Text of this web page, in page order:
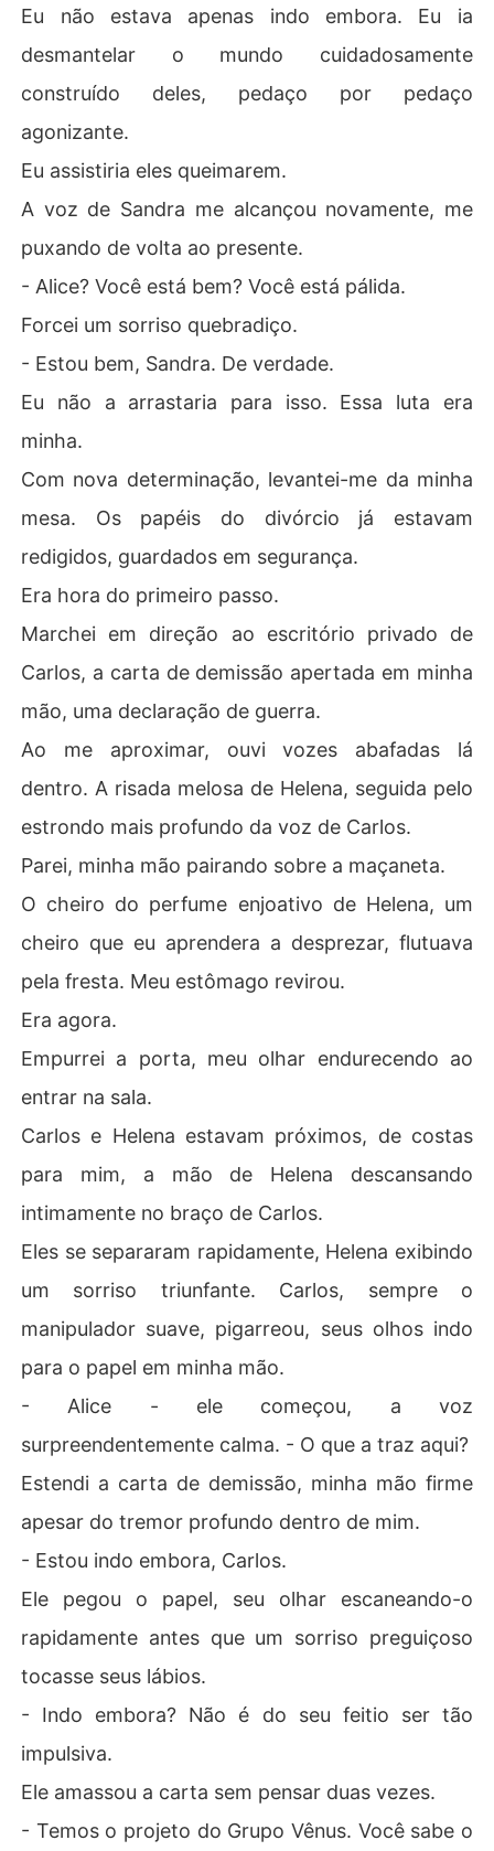
Eu não estava apenas indo embora. Eu ia
desmantelar o mundo cuidadosamente
construído deles, pedaço por pedaço
agonizante.
Eu assistiria eles queimarem.
A voz de Sandra me alcançou novamente, me
puxando de volta ao presente.
- Alice? Você está bem? Você está pálida.
Forcei um sorriso quebradiço.
- Estou bem, Sandra. De verdade.
Eu não a arrastaria para isso. Essa luta era
minha.
Com nova determinação, levantei-me da minha
mesa. Os papéis do divórcio já estavam
redigidos, guardados em segurança.
Era hora do primeiro passo.
Marchei em direção ao escritório privado de
Carlos, a carta de demissão apertada em minha
mão, uma declaração de guerra.
Ao me aproximar, ouvi vozes abafadas lá
dentro. A risada melosa de Helena, seguida pelo
estrondo mais profundo da voz de Carlos.
Parei, minha mão pairando sobre a maçaneta.
O cheiro do perfume enjoativo de Helena, um
cheiro que eu aprendera a desprezar, flutuava
pela fresta. Meu estômago revirou.
Era agora.
Empurrei a porta, meu olhar endurecendo ao
entrar na sala.
Carlos e Helena estavam próximos, de costas
para mim, a mão de Helena descansando
intimamente no braço de Carlos.
Eles se separaram rapidamente, Helena exibindo
um sorriso triunfante. Carlos, sempre o
manipulador suave, pigarreou, seus olhos indo
para o papel em minha mão.
- Alice - ele começou, a voz
surpreendentemente calma. - O que a traz aqui?
Estendi a carta de demissão, minha mão firme
apesar do tremor profundo dentro de mim.
- Estou indo embora, Carlos.
Ele pegou o papel, seu olhar escaneando-o
rapidamente antes que um sorriso preguiçoso
tocasse seus lábios.
- Indo embora? Não é do seu feitio ser tão
impulsiva.
Ele amassou a carta sem pensar duas vezes.
- Temos o projeto do Grupo Vênus. Você sabe o